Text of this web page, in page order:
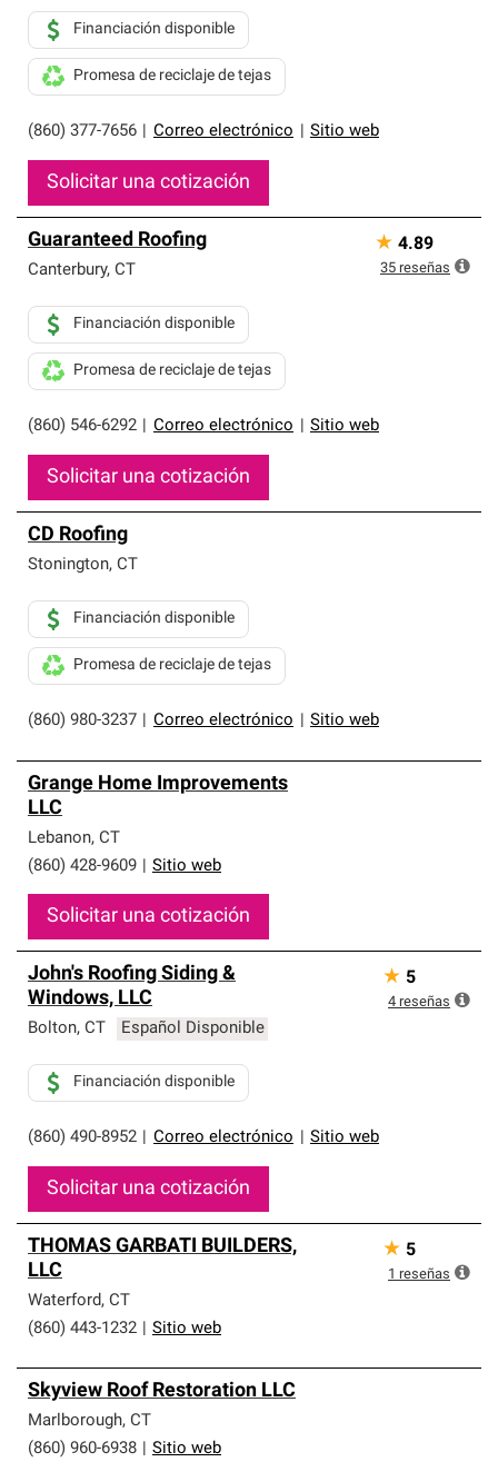
(860) 377-7656 Correo electrónico Sitio web
Financiación disponible
Promesa de reciclaje de tejas
Solicitar una cotización
Guaranteed Roofing
Canterbury, CT
(860) 546-6292 Correo electrónico Sitio web
Financiación disponible
Promesa de reciclaje de tejas
Solicitar una cotización
★ 4.89
35 reseñas
CD Roofing
Stonington, CT
(860) 980-3237 Correo electrónico Sitio web
Financiación disponible
Promesa de reciclaje de tejas
Grange Home Improvements
LLC
Lebanon, CT
(860) 428-9609
Sitio web
Solicitar una cotización
John's Roofing Siding &
Windows, LLC
Bolton, CT Español Disponible
(860) 490-8952 Correo electrónico Sitio web
Financiación disponible
Solicitar una cotización
★ 5
4 reseñas
THOMAS GARBATI BUILDERS,
LLC
Waterford, CT
(860) 443-1232
Sitio web
★ 5
1 reseñas
Skyview Roof Restoration LLC
Marlborough, CT
(860) 960-6938
Sitio web